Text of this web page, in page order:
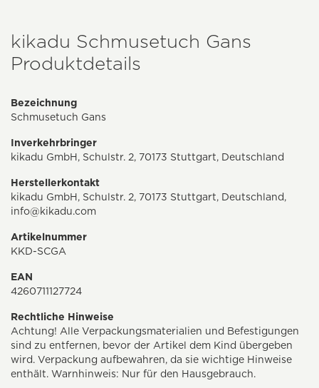
kikadu Schmusetuch Gans
Produktdetails
Bezeichnung
Schmusetuch Gans
Inverkehrbringer
kikadu GmbH, Schulstr. 2, 70173 Stuttgart, Deutschland
Herstellerkontakt
kikadu GmbH, Schulstr. 2, 70173 Stuttgart, Deutschland,
info@kikadu.com
Artikelnummer
KKD-SCGA
EAN
4260711127724
Rechtliche Hinweise
Achtung! Alle Verpackungsmaterialien und Befestigungen
sind zu entfernen, bevor der Artikel dem Kind übergeben
wird. Verpackung aufbewahren, da sie wichtige Hinweise
enthält. Warnhinweis: Nur für den Hausgebrauch.